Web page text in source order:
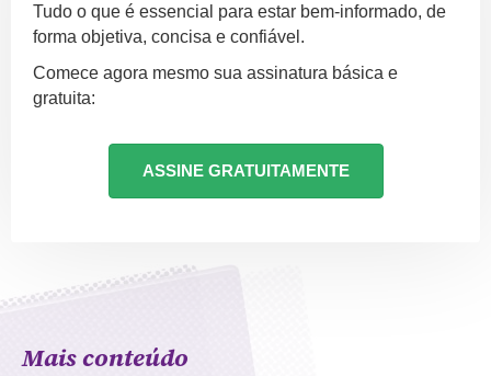
Tudo o que é essencial para estar bem-informado, de
forma objetiva, concisa e confiável.
Comece agora mesmo sua assinatura básica e
gratuita:
ASSINE GRATUITAMENTE
Mais conteúdo